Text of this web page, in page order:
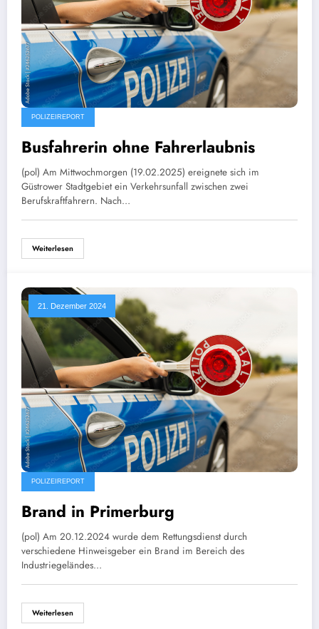
POLIZEIREPORT
Busfahrerin ohne Fahrerlaubnis
(pol) Am Mittwochmorgen (19.02.2025) ereignete sich im
Güstrower Stadtgebiet ein Verkehrsunfall zwischen zwei
Berufskraftfahrern. Nach…
Weiterlesen
21. Dezember 2024
POLIZEIREPORT
Brand in Primerburg
(pol) Am 20.12.2024 wurde dem Rettungsdienst durch
verschiedene Hinweisgeber ein Brand im Bereich des
Industriegeländes…
Weiterlesen